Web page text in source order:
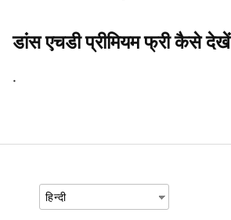
डांस एचडी प्रीमियम फ्री कैसे देखें
.
हिन्दी